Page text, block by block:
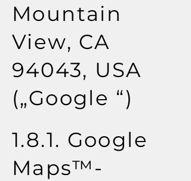
Mountain
View, CA
94043, USA
(„Google “)
1.8.1. Google
Maps™-